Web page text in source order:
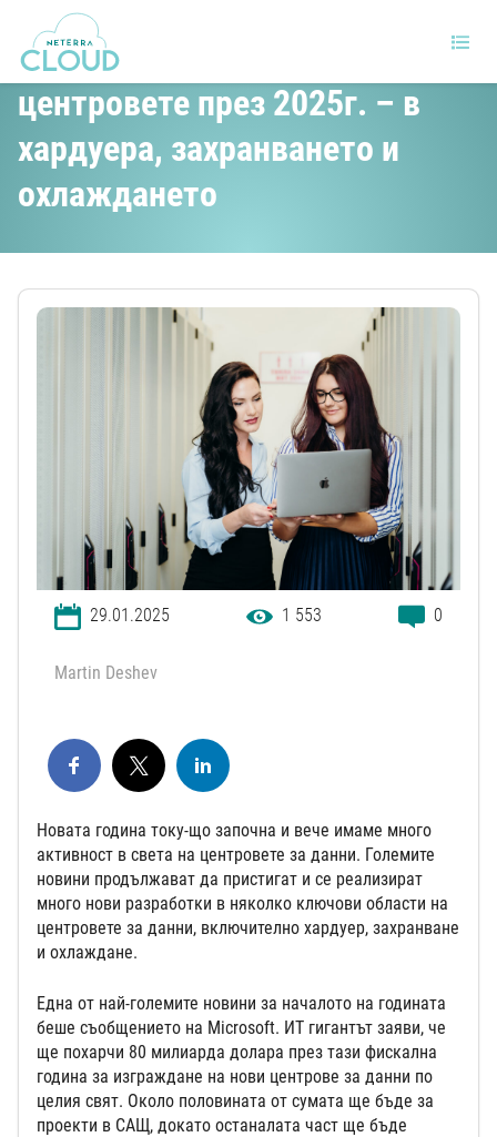
Големи промени за дейта
центровете през 2025г. – в
хардуера, захранването и
охлаждането
29.01.2025 1 553 0
Martin Deshev
Новата година току-що започна и вече имаме много
активност в света на центровете за данни. Големите
новини продължават да пристигат и се реализират
много нови разработки в няколко ключови области на
центровете за данни, включително хардуер, захранване
и охлаждане.
Една от най-големите новини за началото на годината
беше съобщението на Microsoft. ИТ гигантът заяви, че
ще похарчи 80 милиарда долара през тази фискална
година за изграждане на нови центрове за данни по
целия свят. Около половината от сумата ще бъде за
проекти в САЩ, докато останалата част ще бъде